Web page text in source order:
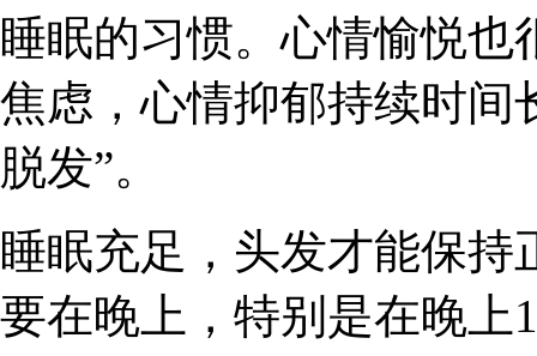
睡眠的习惯。心情愉悦
焦虑，心情抑郁持续时间
脱发”。
睡眠充足，头发才能保
要在晚上，特别是在晚上